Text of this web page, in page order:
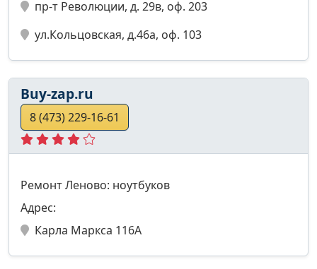
пр-т Революции, д. 29в, оф. 203
ул.Кольцовская, д.46а, оф. 103
Buy-zap.ru
8 (473) 229-16-61
Ремонт Леново: ноутбуков
Адрес:
Карла Маркса 116А